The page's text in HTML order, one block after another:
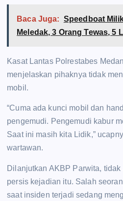
Baca Juga: Speedboat
Meledak, 3 Orang Tewas, 5
Kasat Lantas Polrestabes
menjelaskan pihaknya tidak
mobil.
“Cuma ada kunci mobil dan
pengemudi. Pengemudi kabur
Saat ini masih kita Lidik,”
wartawan.
Dilanjutkan AKBP Parwita,
persis kejadian itu. Salah
saat insiden terjadi sedang